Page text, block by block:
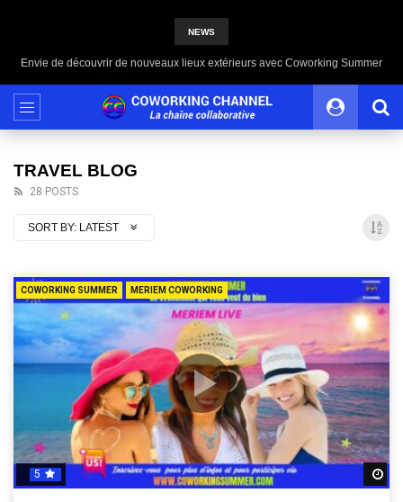
NEWS
Envie de découvrir de nouveaux lieux extérieurs avec Coworking Summer
TRAVEL BLOG
28 POSTS
SORT BY: LATEST
COWORKING SUMMER MERIEM COWORKING
5